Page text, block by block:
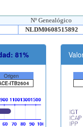
Nº Genealógico
NLDM0608515892
81%
Origen
ITB2604